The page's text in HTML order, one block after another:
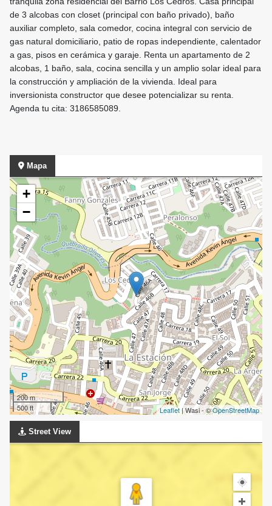
de 3 alcobas con closet (principal con baño privado), baño
auxiliar completo, sala comedor, cocina integral con servicio de
gas natural domiciliario, patio de ropas independiente, calentador
a gas, pisos en cerámica y garaje. Renta un apartamento de 2
alcobas, 1 baño, sala, cocina sencilla y un amplio solar ideal para
la construcción y ampliación de la vivienda. Ideal para
inversionista constructor que desee potencializar su renta.
Agenda tu cita: 3186585089.
Mapa
+
−
200 m
500 ft
Leaflet| Wasi - ©OpenStreetMap
Street View